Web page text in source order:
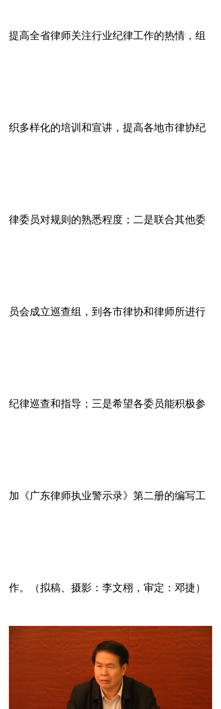
提高全省律师关注行业纪律工作的热情，组
织多样化的培训和宣讲，提高各地市律协纪
律委员对规则的熟悉程度；二是联合其他委
员会成立巡查组，到各市律协和律师所进行
纪律巡查和指导；三是希望各委员能积极参
加《广东律师执业警示录》第二册的编写工
作。（拟稿、摄影：李文栩，审定：邓捷）